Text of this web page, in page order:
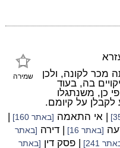
שמירה
מכר לקונה, ולכן
בה, בעוד
כן, משנתגלו
לקבלן על קיומם.
| אי התאמה [באתר 160]
|
[באתר 16] | דירה [באתר
241] | פסק דין [באתר